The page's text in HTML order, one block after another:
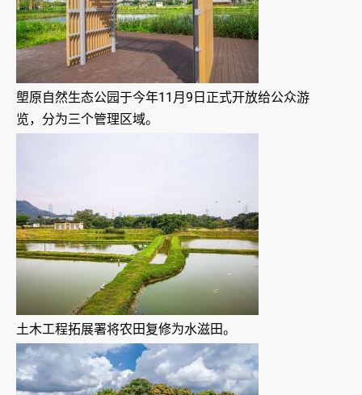
塱原自然生态公园于今年11月9日正式开放给公众游
览，分为三个管理区域。
土木工程拓展署将农田复修为水滋田。